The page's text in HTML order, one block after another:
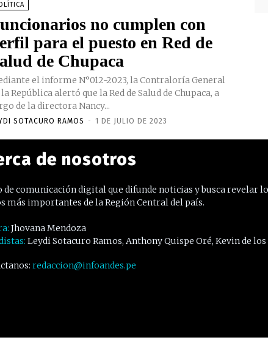
no cumplen con
para el puesto en Red de
de Chupaca
el informe N°012-2023, la Contraloría General
la República alertó que la Red de Salud de Chupaca, a
de la directora Nancy...
SOTACURO RAMOS - 1 DE JULIO DE 2023
de nosotros
de comunicación digital que difunde noticias y busca revelar
más importantes de la Región Central del país.
Jhovana Mendoza
Leydi Sotacuro Ramos, Anthony Quispe Oré, Kevin de los
redaccion@infoandes.pe